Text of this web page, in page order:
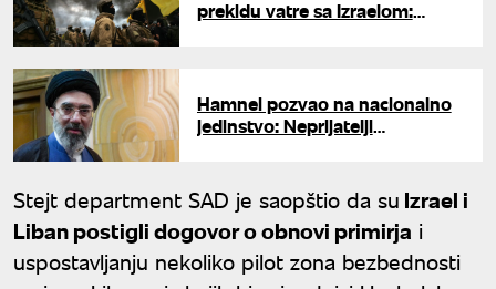
prekidu vatre sa Izraelom:
Hamnei pozvao na nacionalno
jedinstvo: Neprijatelji
Stejt department SAD je saopštio da su Izrael i
Liban postigli dogovor o obnovi primirja i
uspostavljanju nekoliko pilot zona bezbednosti